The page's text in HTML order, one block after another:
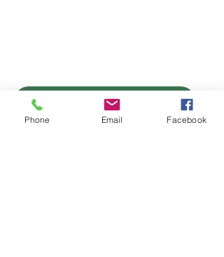
PUNTS DE VENDA
Phone Email Facebook